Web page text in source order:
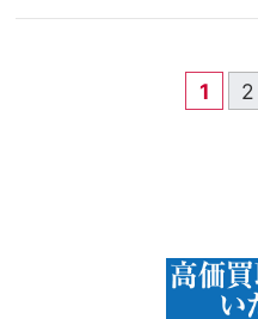
1 2